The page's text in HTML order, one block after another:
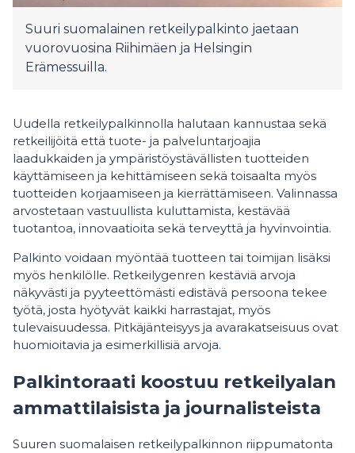
Suuri suomalainen retkeilypalkinto jaetaan
vuorovuosina Riihimäen ja Helsingin
Erämessuilla.
Uudella retkeilypalkinnolla halutaan kannustaa sekä
retkeilijöitä että tuote- ja palveluntarjoajia
laadukkaiden ja ympäristöystävällisten tuotteiden
käyttämiseen ja kehittämiseen sekä toisaalta myös
tuotteiden korjaamiseen ja kierrättämiseen. Valinnassa
arvostetaan vastuullista kuluttamista, kestävää
tuotantoa, innovaatioita sekä terveyttä ja hyvinvointia.
Palkinto voidaan myöntää tuotteen tai toimijan lisäksi
myös henkilölle. Retkeilygenren kestäviä arvoja
näkyvästi ja pyyteettömästi edistävä persoona tekee
työtä, josta hyötyvät kaikki harrastajat, myös
tulevaisuudessa. Pitkäjänteisyys ja avarakatseisuus ovat
huomioitavia ja esimerkillisiä arvoja.
Palkintoraati koostuu retkeilyalan
ammattilaisista ja journalisteista
Suuren suomalaisen retkeilypalkinnon riippumatonta